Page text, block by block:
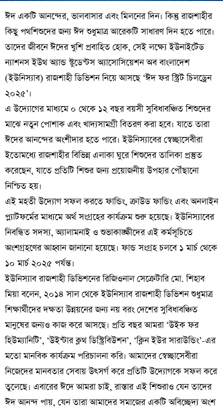
ঈদ একটি আনন্দের, ভালবাসার এবং মিলনের দিন। কিন্তু রাজশাহীর
কিছু পথশিশুদের জন্য ঈদ শুধুমাত্র আরেকটি সাধারণ দিন হতে পারে।
তাদের জীবনে ঈদের খুশি প্রবাহিত হোক, সেই লক্ষ্যে ইউনাইটেড
ন্যাশনস ইউথ অ্যান্ড স্টুডেন্টস অ্যাসোসিয়েশন অব বাংলাদেশ
(ইউনিস্যাব) রাজশাহী ডিভিশন নিয়ে আসছে ‘ঈদ ফর স্ট্রিট চিলড্রেন
২০২৫’।
এ উদ্যোগের মাধ্যমে ০ থেকে ১২ বছর বয়সী সুবিধাবঞ্চিত শিশুদের
মাঝে নতুন পোশাক এবং খাদ্যসামগ্রী বিতরণ করা হবে। যাতে তারা
ঈদের আনন্দের অংশীদার হতে পারে। ইউনিস্যাবের স্বেচ্ছাসেবীরা
ইতোমধ্যে রাজশাহীর বিভিন্ন এলাকা ঘুরে শিশুদের তালিকা প্রস্তুত
করেছেন, যাতে প্রতিটি শিশুর জন্য প্রয়োজনীয় উপহার পৌঁছানো
নিশ্চিত হয়।
এই মহতী উদ্যোগ সফল করতে ফান্ডিং, ক্রাউড ফান্ডিং এবং অনলাইন
প্ল্যাটফর্মের মাধ্যমে অর্থ সংগ্রহের কার্যক্রম শুরু হয়েছে। ইউনিস্যাবের
নিবন্ধিত সদস্য, অ্যালামনাই ও শুভাকাঙ্ক্ষীদের এই কর্মসূচিতে
অংশগ্রহণের আহ্বান জানানো হয়েছে। ফান্ড সংগ্রহ চলবে ১ মার্চ থেকে
১০ মার্চ ২০২৫ পর্যন্ত।
ইউনিস্যাব রাজশাহী ডিভিশনের রিজিওনাল সেক্রেটারি মো. শিহাব
মিয়া বলেন, ২০১৪ সাল থেকে ইউনিস্যাব রাজশাহী ডিভিশন শুধুমাত্র
শিক্ষার্থীদের দক্ষতা উন্নয়নের জন্য নয় বরং দেশের সুবিধাবঞ্চিত
মানুষের জন্যও কাজ করে আসছে। প্রতি বছর আমরা ‘উইক ফর
হিউম্যানিটি’, ‘উইন্টার ক্লথ ডিস্ট্রিবিউশন’, ‘ক্লিন ইউর সারাউন্ডিং’-এর
মতো মানবিক কার্যক্রম পরিচালনা করি। আমাদের স্বেচ্ছাসেবীরা
নিজেদের মানবতার সেবায় উৎসর্গ করে প্রতিটি উদ্যোগকে সফল করে
তুলেছে। এবারের ঈদে আমরা চাই, রাস্তার এই শিশুরাও যেন তাদের
ঈদ আনন্দ পায়, যেন তারা আমাদের সমাজের একটি অবিচ্ছেদ্য অংশ